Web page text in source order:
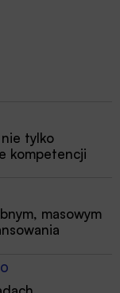
tylko
kompetencji
masowym